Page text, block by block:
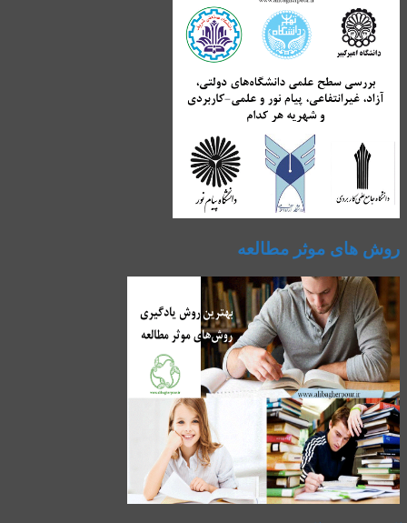
روش های موثر مطالعه